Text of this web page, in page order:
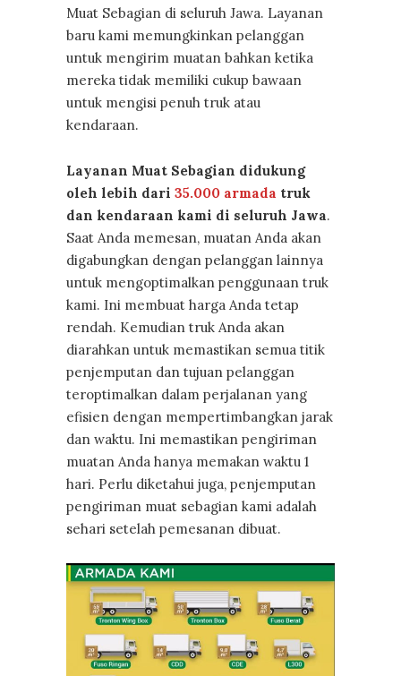
Muat Sebagian di seluruh Jawa. Layanan
baru kami memungkinkan pelanggan
untuk mengirim muatan bahkan ketika
mereka tidak memiliki cukup bawaan
untuk mengisi penuh truk atau
kendaraan.
Layanan Muat Sebagian didukung
oleh lebih dari 35.000 armada truk
dan kendaraan kami di seluruh Jawa.
Saat Anda memesan, muatan Anda akan
digabungkan dengan pelanggan lainnya
untuk mengoptimalkan penggunaan truk
kami. Ini membuat harga Anda tetap
rendah. Kemudian truk Anda akan
diarahkan untuk memastikan semua titik
penjemputan dan tujuan pelanggan
teroptimalkan dalam perjalanan yang
efisien dengan mempertimbangkan jarak
dan waktu. Ini memastikan pengiriman
muatan Anda hanya memakan waktu 1
hari. Perlu diketahui juga, penjemputan
pengiriman muat sebagian kami adalah
sehari setelah pemesanan dibuat.